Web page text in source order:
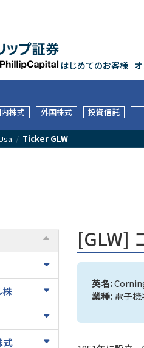
はじめてのお客様
株式 外国株式 投資信託
/ Ticker GLW
株
式
[GLW]
英名:
業種:電子